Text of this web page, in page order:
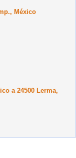
México
a 24500 Lerma,